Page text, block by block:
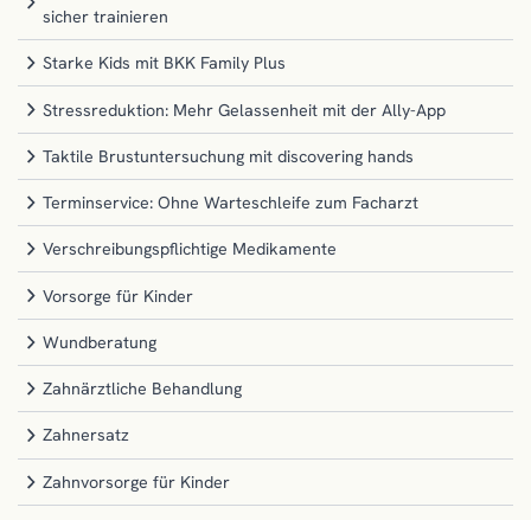
sicher trainieren
Starke Kids mit BKK Family Plus
Stressreduktion: Mehr Gelassenheit mit der Ally-App
Taktile Brustuntersuchung mit discovering hands
Terminservice: Ohne Warteschleife zum Facharzt
Verschreibungspflichtige Medikamente
Vorsorge für Kinder
Wundberatung
Zahnärztliche Behandlung
Zahnersatz
Zahnvorsorge für Kinder